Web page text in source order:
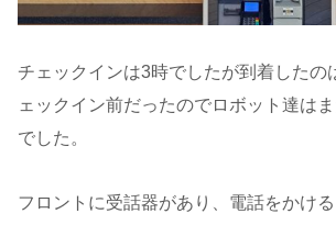
チェックインは3時でしたが到着したの
ェックイン前だったのでロボット達は
でした。
フロントに受話器があり、電話をかけ